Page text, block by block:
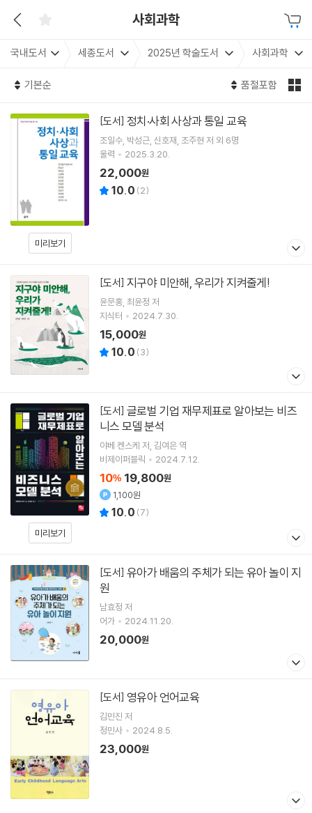
사회과학
국내도서 세종도서 2025년 학술도서 사회과학
기본순 품절포함
미리보기
[도서] 정치·사회 사상과 통일 교육
조일수 박성근 신호재 조주현 저 외 6명
울력
2025.3.20.
22,000원
10.0 (2)
[도서] 지구야 미안해, 우리가 지켜줄게!
윤문홍 최윤정 저
지식터
2024.7.30.
15,000원
10.0 (3)
미리보기
[도서]
니스 모델 분석
야베 켄스케 저 김여은 역
비제이퍼블릭
2024.7.12.
10% 19,800원
1,100원
10.0 (7)
[도서]
원
남효정 저
어가
2024.11.20.
20,000원
[도서] 영유아 언어교육
김민진 저
정민사
2024.8.5.
23,000원